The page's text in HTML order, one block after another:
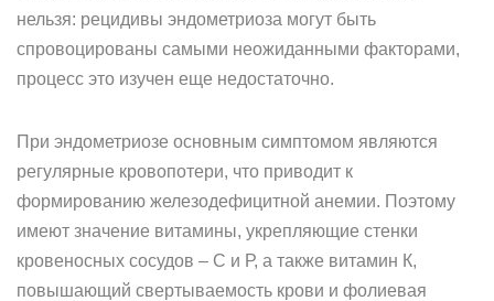
нельзя: рецидивы эндометриоза могут быть
спровоцированы самыми неожиданными факторами,
процесс это изучен еще недостаточно.
При эндометриозе основным симптомом являются
регулярные кровопотери, что приводит к
формированию железодефицитной анемии. Поэтому
имеют значение витамины, укрепляющие стенки
кровеносных сосудов – С и Р, а также витамин К,
повышающий свертываемость крови и фолиевая